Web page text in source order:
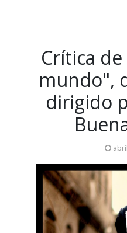
Crítica
mundo",
dirigido